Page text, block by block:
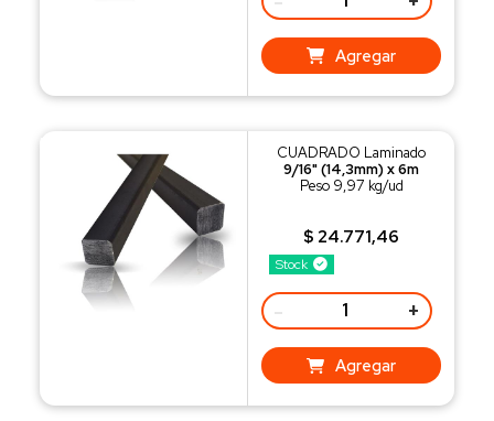
Agregar
Stock
CUADRADO Laminado
9/16" (14,3mm) x 6m
Peso 9,97 kg/ud
$ 24.771,46
- +
Agregar